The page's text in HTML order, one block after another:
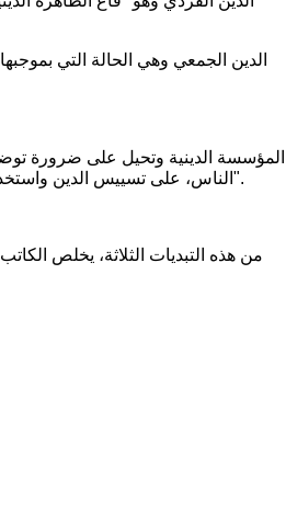
الناس، على تسييس الدين واستخدامه أداة ضغط وتسلط"، سواء من لدن السلطة الرمزية أو من لدن أفراد أو جماعات أو شرائح "تجعل من نفسها قيما على دين الناس ومرجعا أعلى لتفسيره والعمل بموجبه".
من هذه التبديات الثلاثة، يخلص